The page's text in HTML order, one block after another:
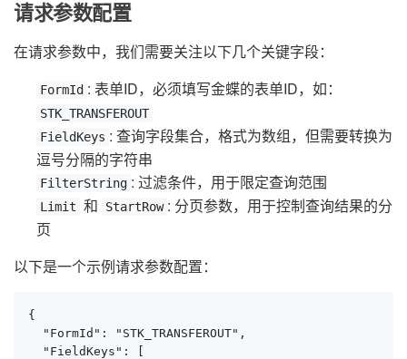
请求参数配置
在请求参数中，我们需要关注以下几个关键字段：
FormId : 表单ID，必须填写金蝶的表单ID，如：
STK_TRANSFEROUT
FieldKeys : 查询字段集合，格式为数组，但需要转换为
逗号分隔的字符串
FilterString : 过滤条件，用于限定查询范围
Limit 和 StartRow : 分页参数，用于控制查询结果的分
页
以下是一个示例请求参数配置：
{
  "FormId": "STK_TRANSFEROUT",
  "FieldKeys": [